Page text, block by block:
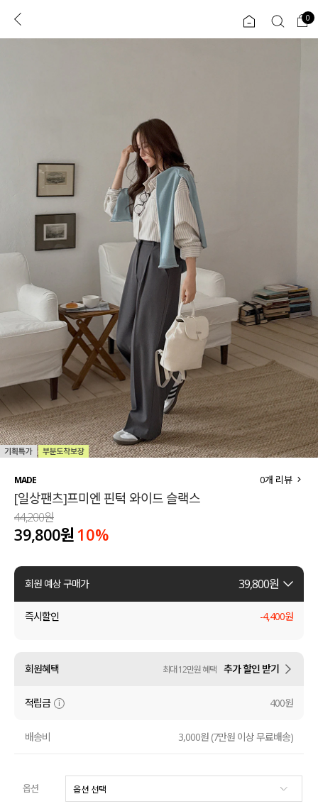
로그인 0
플러스핏
도착보장⚡
인플루언서 pick!
신상 5%
베스트
MADE
세트할인 ~30%
하객룩
살안타템
110사이즈
티셔츠
팬츠
셔츠
원피스
수영복
아우터
코디템
ALL
익스클루시브
아우터
티셔츠
니트
블라우스
원피스
팬츠
스커트
언더웨어
0
MADE
[일상팬츠]프미엔 핀턱 와이드 슬랙스
0개 리뷰
44,200원
39,800원 10%
회원 예상 구매가 39,800원
즉시할인 -4,400원
회원혜택 최대 12만원 혜택 추가 할인 받기
적립금 400원
배송비 3,000원 (7만원 이상 무료배송)
옵션